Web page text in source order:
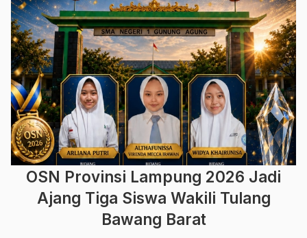
OSN Provinsi Lampung 2026 Jadi
Ajang Tiga Siswa Wakili Tulang
Bawang Barat